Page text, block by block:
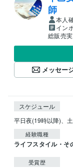
師
本人
イン
総販売
メッセー
スケジュール
平日夜(19時以降)、
経験職種
ライフスタイル・そ
受賞歴